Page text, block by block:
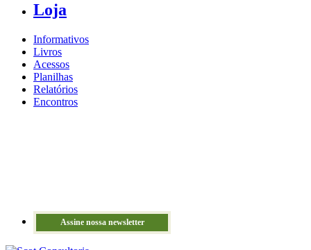
Loja
Informativos
Livros
Acessos
Planilhas
Relatórios
Encontros
Assine nossa newsletter